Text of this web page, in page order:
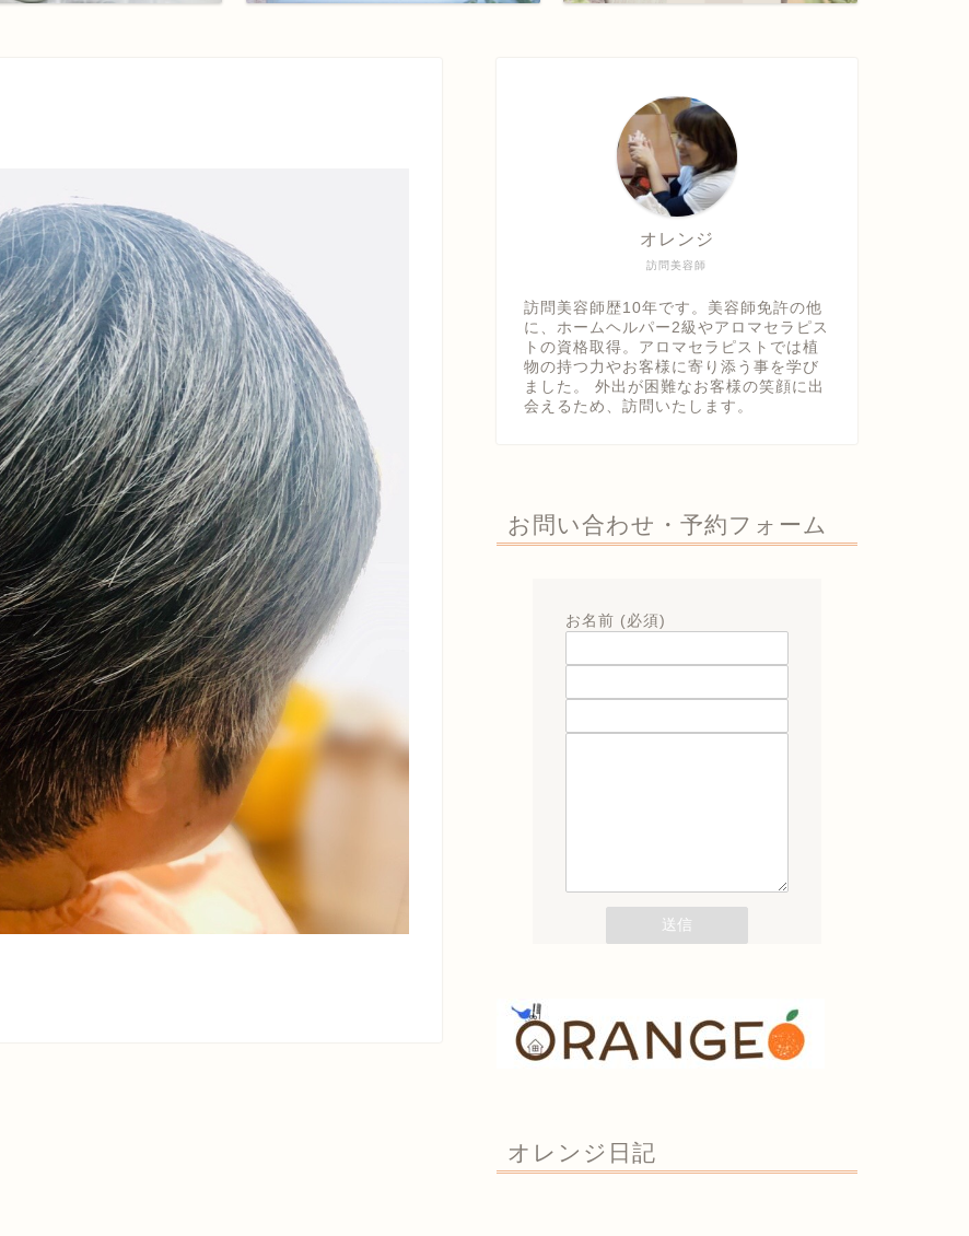
訪問美容師
オレンジ
訪問美容師歴10年です。美容師免許の他
に、ホームヘルパー2級やアロマセラピス
トの資格取得。アロマセラピストでは植
物の持つ力やお客様に寄り添う事を学び
ました。 外出が困難なお客様の笑顔に出
会えるため、訪問いたします。
お問い合わせ・予約フォーム
お名前 (必須)
オレンジ日記